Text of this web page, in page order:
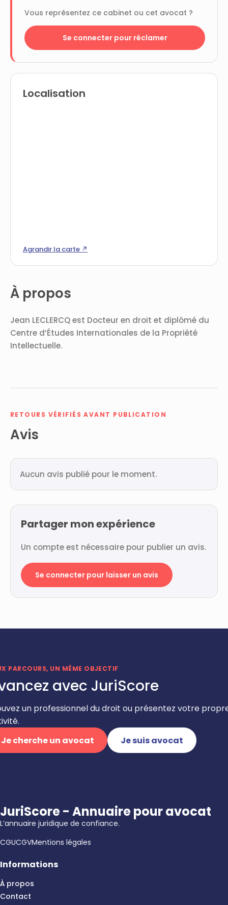
À propos
Jean LECLERCQ est Docteur en droit et diplômé du
Centre d’Études Internationales de la Propriété
Intellectuelle.
RETOURS VÉRIFIÉS AVANT PUBLICATION
Avis
Aucun avis publié pour le moment.
Partager mon expérience
Un compte est nécessaire pour publier un avis.
Se connecter pour laisser un avis
Vous représentez ce cabinet ou cet avocat ?
Se connecter pour réclamer
Localisation
Agrandir la carte ↗
PARCOURS, UN MÊME OBJECTIF
avec JuriScore
un professionnel du droit ou présentez votre
Je cherche un avocat
Je suis avocat
JuriScore - Annuaire pour avocat
L’annuaire juridique de confiance.
CGUCGVMentions légales
Informations
À propos
Contact